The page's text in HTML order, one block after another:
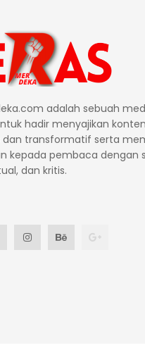
adalah sebuah
hadir menyajikan
dan transformatif serta
kepada pembaca dengan
dan kritis.